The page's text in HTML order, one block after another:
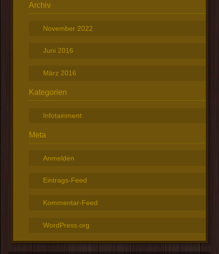
Archiv
November 2022
Juni 2016
März 2016
Kategorien
Infotainment
Meta
Anmelden
Eintrags-Feed
Kommentar-Feed
WordPress.org